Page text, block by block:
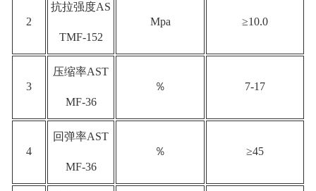
2
抗拉强度AS
TMF-152
Mpa ≥10.0
3
压缩率AST
MF-36
％ 7-17
4
回弹率AST
MF-36
％ ≥45